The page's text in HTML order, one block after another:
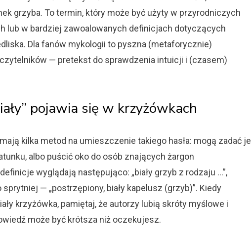
grzyba. To termin, który może być użyty w przyrodniczych
lub w bardziej zawoalowanych definicjach dotyczących
Dla fanów mykologii to pyszna (metaforycznie)
— pretekst do sprawdzenia intuicji i (czasem)
pojawia się w krzyżówkach
kilka metod na umieszczenie takiego hasła: mogą zadać je
albo puścić oko do osób znających żargon
wyglądają następująco: „biały grzyb z rodzaju …”,
sprytniej — „postrzępiony, biały kapelusz (grzyb)”. Kiedy
krzyżówka, pamiętaj, że autorzy lubią skróty myślowe i
może być krótsza niż oczekujesz.